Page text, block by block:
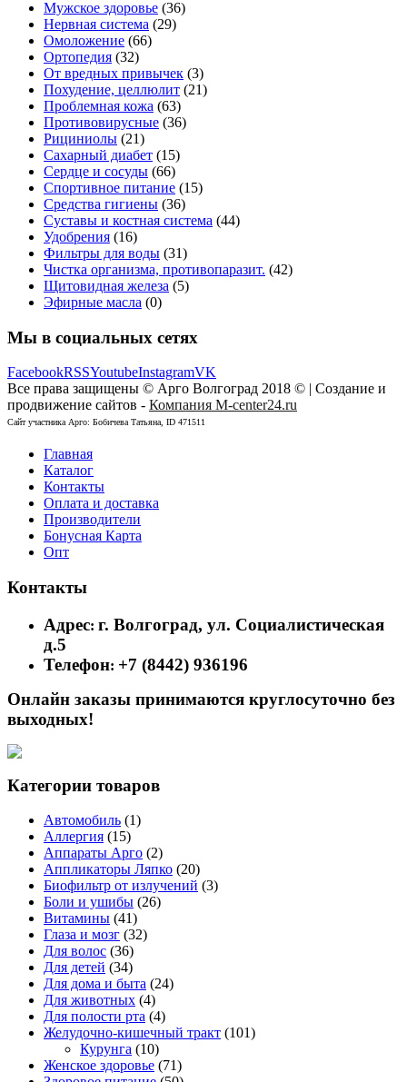
Мужское здоровье (36)
Нервная система (29)
Омоложение (66)
Ортопедия (32)
От вредных привычек (3)
Похудение, целлюлит (21)
Проблемная кожа (63)
Противовирусные (36)
Рициниолы (21)
Сахарный диабет (15)
Сердце и сосуды (66)
Спортивное питание (15)
Средства гигиены (36)
Суставы и костная система (44)
Удобрения (16)
Фильтры для воды (31)
Чистка организма, противопаразит. (42)
Щитовидная железа (5)
Эфирные масла (0)
Мы в социальных сетях
FacebookRSSYoutubeInstagramVK
Все права защищены © Арго Волгоград 2018 © | Создание и
продвижение сайтов - Компания M-center24.ru
Сайт участника Арго: Бобичева Татьяна, ID 471511
Главная
Каталог
Контакты
Оплата и доставка
Производители
Бонусная Карта
Опт
Контакты
Адрес: г. Волгоград, ул. Социалистическая
д.5
Телефон: +7 (8442) 936196
Онлайн заказы принимаются круглосуточно без
выходных!
Категории товаров
Автомобиль (1)
Аллергия (15)
Аппараты Арго (2)
Аппликаторы Ляпко (20)
Биофильтр от излучений (3)
Боли и ушибы (26)
Витамины (41)
Глаза и мозг (32)
Для волос (36)
Для детей (34)
Для дома и быта (24)
Для животных (4)
Для полости рта (4)
Желудочно-кишечный тракт (101)
Курунга (10)
Женское здоровье (71)